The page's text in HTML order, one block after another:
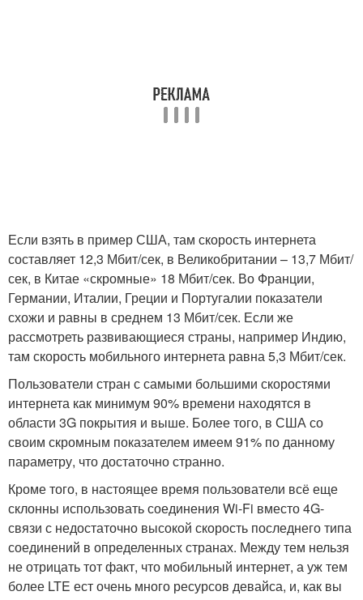
Если взять в пример США, там скорость интернета
составляет 12,3 Мбит/сек, в Великобритании – 13,7 Мбит/
сек, в Китае «скромные» 18 Мбит/сек. Во Франции,
Германии, Италии, Греции и Португалии показатели
схожи и равны в среднем 13 Мбит/сек. Если же
рассмотреть развивающиеся страны, например Индию,
там скорость мобильного интернета равна 5,3 Мбит/сек.
Пользователи стран с самыми большими скоростями
интернета как минимум 90% времени находятся в
области 3G покрытия и выше. Более того, в США со
своим скромным показателем имеем 91% по данному
параметру, что достаточно странно.
Кроме того, в настоящее время пользователи всё еще
склонны использовать соединения Wi-Fi вместо 4G-
связи с недостаточно высокой скорость последнего типа
соединений в определенных странах. Между тем нельзя
не отрицать тот факт, что мобильный интернет, а уж тем
более LTE ест очень много ресурсов девайса, и, как вы